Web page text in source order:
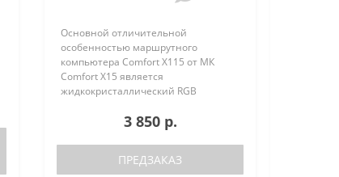
Основной отличительной
особенностью маршрутного
компьютера Comfort X115 от МК
Comfort X15 является
жидкокристаллический RGB
параметров одновременно),
функциональность при сохранении
основных параметро..
3 850 р.
ПРЕДЗАКАЗ